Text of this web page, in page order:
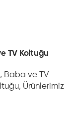
TV Koltuğu
, Baba ve TV
, Ürünlerimiz